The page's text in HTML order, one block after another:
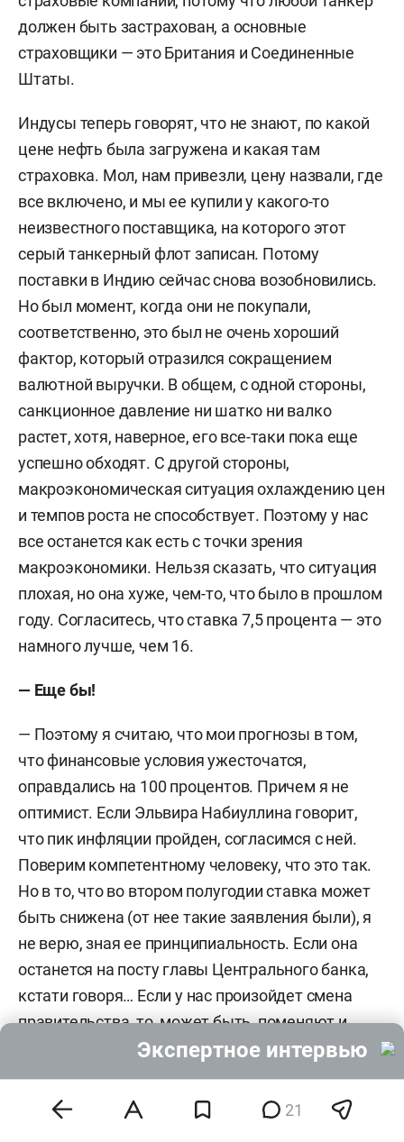
должен быть застрахован, а основные
страховщики — это Британия и Соединенные
Штаты.
Индусы теперь говорят, что не знают, по какой
цене нефть была загружена и какая там
страховка. Мол, нам привезли, цену назвали, где
все включено, и мы ее купили у какого-то
неизвестного поставщика, на которого этот
серый танкерный флот записан. Потому
поставки в Индию сейчас снова возобновились.
Но был момент, когда они не покупали,
соответственно, это был не очень хороший
фактор, который отразился сокращением
валютной выручки. В общем, с одной стороны,
санкционное давление ни шатко ни валко
растет, хотя, наверное, его все-таки пока еще
успешно обходят. С другой стороны,
макроэкономическая ситуация охлаждению цен
и темпов роста не способствует. Поэтому у нас
все останется как есть с точки зрения
макроэкономики. Нельзя сказать, что ситуация
плохая, но она хуже, чем-то, что было в прошлом
году. Согласитесь, что ставка 7,5 процента — это
намного лучше, чем 16.
— Еще бы!
— Поэтому я считаю, что мои прогнозы в том,
что финансовые условия ужесточатся,
оправдались на 100 процентов. Причем я не
оптимист. Если Эльвира Набиуллина говорит,
что пик инфляции пройден, согласимся с ней.
Поверим компетентному человеку, что это так.
Но в то, что во втором полугодии ставка может
быть снижена (от нее такие заявления были), я
не верю, зная ее принципиальность. Если она
останется на посту главы Центрального банка,
кстати говоря… Если у нас произойдет смена
правительства, то, может быть, поменяют и
главу Центрального банка. Но если она
денежной политики. Если же начнется смена
21
Экспертное интервью